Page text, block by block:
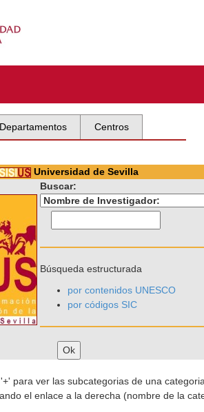
Departamentos Centros
Universidad de Sevilla
Buscar:
Búsqueda estructurada
por contenidos UNESCO
por códigos SIC
para ver las subcategorias de una
el enlace a la derecha (nombre de la